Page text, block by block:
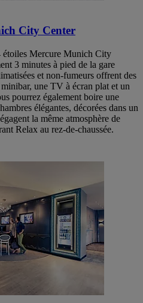
City Center
étoiles Mercure Munich City
3 minutes à pied de la gare
et non-fumeurs offrent des
une TV à écran plat et un
pourrez également boire une
élégantes, décorées dans un
la même atmosphère de
Relax au rez-de-chaussée.